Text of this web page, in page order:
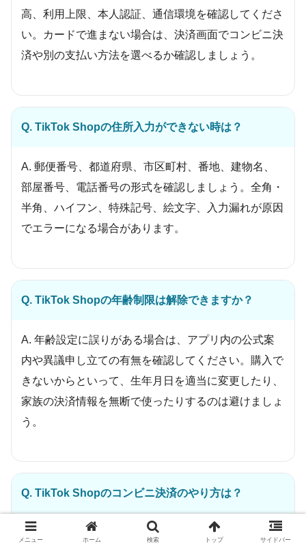
高、利用上限、本人認証、通信環境を確認してくださ
い。カードで進まない場合は、決済画面でコンビニ決
済や別の支払い方法を選べるか確認しましょう。
Q. TikTok Shopの住所入力ができない時は？
A. 郵便番号、都道府県、市区町村、番地、建物名、
部屋番号、電話番号の形式を確認しましょう。全角・
半角、ハイフン、特殊記号、絵文字、入力漏れが原因
でエラーになる場合があります。
Q. TikTok Shopの年齢制限は解除できますか？
A. 年齢設定に誤りがある場合は、アプリ内の公式案
内や異議申し立ての有無を確認してください。購入で
きないからといって、生年月日を適当に変更したり、
家族の決済情報を無断で使ったりするのは避けましょ
う。
Q. TikTok Shopのコンビニ決済のやり方は？
A. 決済画面でコンビニ決済を選べる場合は、表示さ
メニュー ホーム 検索 トップ サイドバー